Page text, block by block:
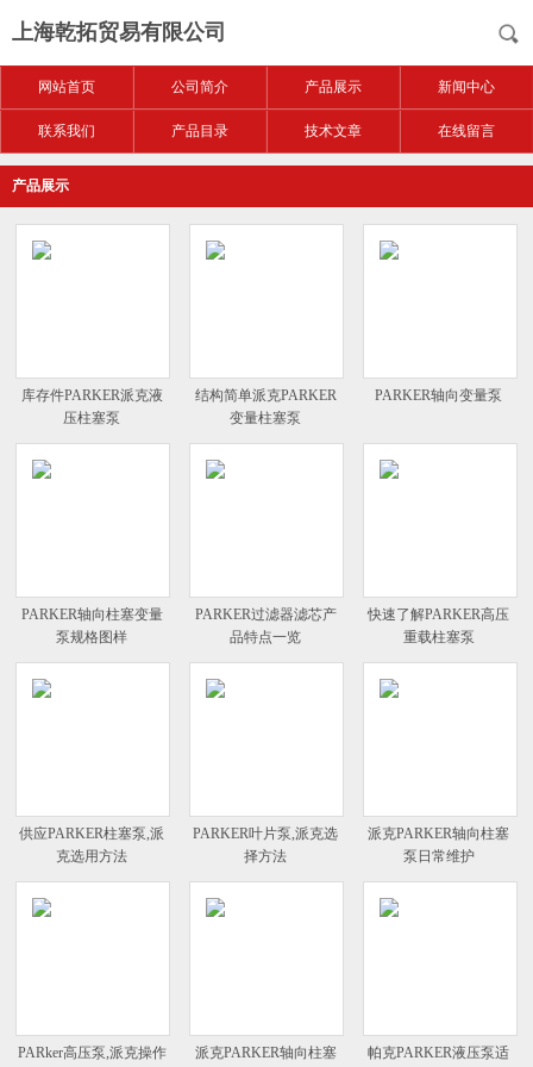
上海乾拓贸易有限公司
网站首页 公司简介 产品展示 新闻中心
联系我们 产品目录 技术文章 在线留言
产品展示
库存件PARKER派克液
压柱塞泵
结构简单派克PARKER
变量柱塞泵
PARKER轴向变量泵
PARKER轴向柱塞变量
泵规格图样
PARKER过滤器滤芯产
品特点一览
快速了解PARKER高压
重载柱塞泵
供应PARKER柱塞泵,派
克选用方法
PARKER叶片泵,派克选
择方法
派克PARKER轴向柱塞
泵日常维护
PARker高压泵,派克操作
派克PARKER轴向柱塞
帕克PARKER液压泵适